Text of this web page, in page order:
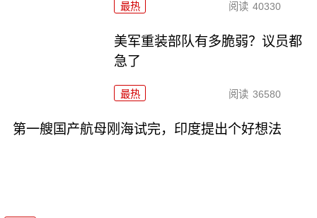
最热 阅读 40330
美军重装部队有多脆弱？议员都
急了
最热 阅读 36580
第一艘国产航母刚海试完，印度提出个好想法